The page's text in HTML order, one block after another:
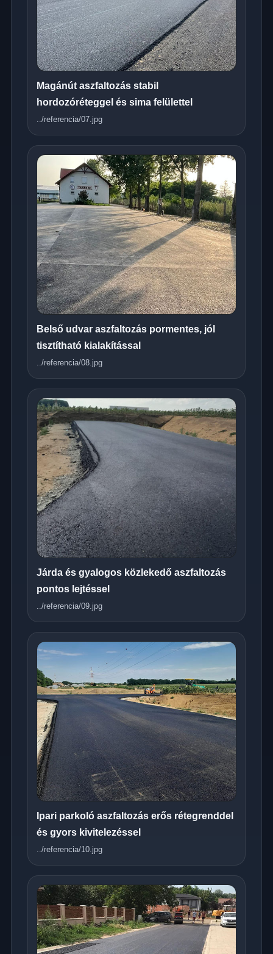
Magánút aszfaltozás stabil
hordozóréteggel és sima felülettel
../referencia/07.jpg
Belső udvar aszfaltozás pormentes, jól
tisztítható kialakítással
../referencia/08.jpg
Járda és gyalogos közlekedő aszfaltozás
pontos lejtéssel
../referencia/09.jpg
Ipari parkoló aszfaltozás erős rétegrenddel
és gyors kivitelezéssel
../referencia/10.jpg